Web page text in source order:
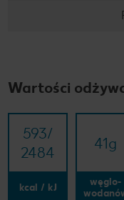
Wartości
593/​
2484
kcal / kJ
41g
węglo-